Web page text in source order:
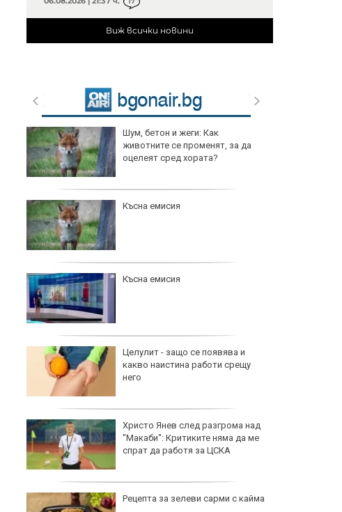
Виж всички новини
Шум, бетон и жеги: Как
животните се променят, за да
оцелеят сред хората?
Късна емисия
Късна емисия
Целулит - защо се появява и
какво наистина работи срещу
него
Христо Янев след разгрома над
"Макаби": Критиките няма да ме
спрат да работя за ЦСКА
Рецепта за зелеви сарми с кайма